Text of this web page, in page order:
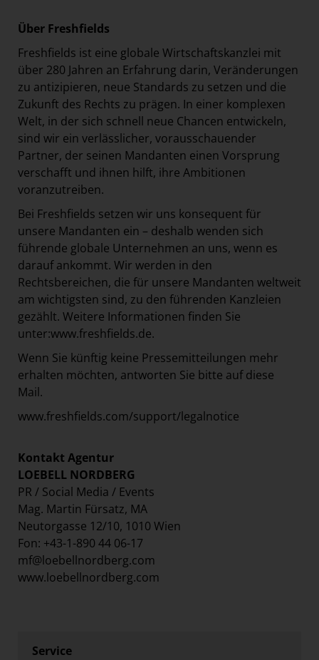
Über Freshfields
Freshfields ist eine globale Wirtschaftskanzlei mit
über 280 Jahren an Erfahrung darin, Veränderungen
zu antizipieren, neue Standards zu setzen und die
Zukunft des Rechts zu prägen. In einer komplexen
Welt, in der sich schnell neue Chancen entwickeln,
sind wir ein verlässlicher, vorausschauender
Partner, der seinen Mandanten einen Vorsprung
verschafft und ihnen hilft, ihre Ambitionen
voranzutreiben.
Bei Freshfields setzen wir uns konsequent für
unsere Mandanten ein – deshalb wenden sich
führende globale Unternehmen an uns, wenn es
darauf ankommt. Wir werden in den
Rechtsbereichen, die für unsere Mandanten weltweit
am wichtigsten sind, zu den führenden Kanzleien
gezählt. Weitere Informationen finden Sie
unter:www.freshfields.de.
Wenn Sie künftig keine Pressemitteilungen mehr
erhalten möchten, antworten Sie bitte auf diese
Mail.
www.freshfields.com/support/legalnotice
Kontakt Agentur
LOEBELL NORDBERG
PR / Social Media / Events
Mag. Martin Fürsatz, MA
Neutorgasse 12/10, 1010 Wien
Fon: +43-1-890 44 06-17
mf@loebellnordberg.com
www.loebellnordberg.com
Service